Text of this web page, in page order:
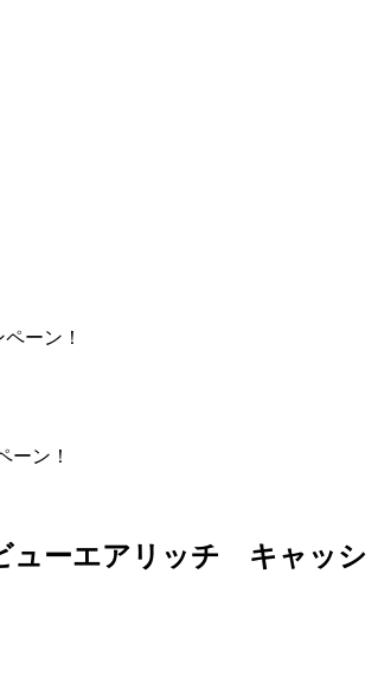
ーン！
ーン！
ューエアリッチ キャッシ